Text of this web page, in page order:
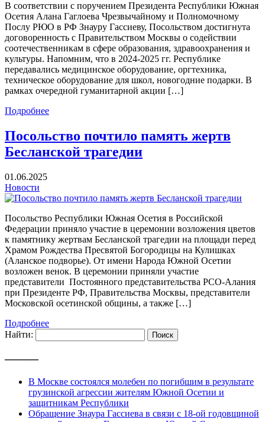
В соответствии с поручением Президента Республики Южная
Осетия Алана Гаглоева Чрезвычайному и Полномочному
Послу РЮО в РФ Знауру Гассиеву, Посольством достигнута
договоренность с Правительством Москвы о содействии
соотечественникам в сфере образования, здравоохранения и
культуры. Напомним, что в 2024-2025 гг. Республике
передавались медицинское оборудование, оргтехника,
техническое оборудование для школ, новогодние подарки. В
рамках очередной гуманитарной акции […]
Подробнее
Посольство почтило память жертв
Бесланской трагедии
01.06.2025
Новости
Посольство Республики Южная Осетия в Российской
Федерации приняло участие в церемонии возложения цветов
к памятнику жертвам Бесланской трагедии на площади перед
Храмом Рождества Пресвятой Богородицы на Кулишках
(Аланское подворье). От имени Народа Южной Осетии
возложен венок. В церемонии приняли участие
представители Постоянного представительства РСО-Алания
при Президенте РФ, Правительства Москвы, представители
Московской осетинской общины, а также […]
Подробнее
Найти:
———
В Москве состоялся молебен по погибшим в результате
грузинской агрессии жителям Южной Осетии и
защитникам Республики
Обращение Знаура Гассиева в связи с 18-ой годовщиной